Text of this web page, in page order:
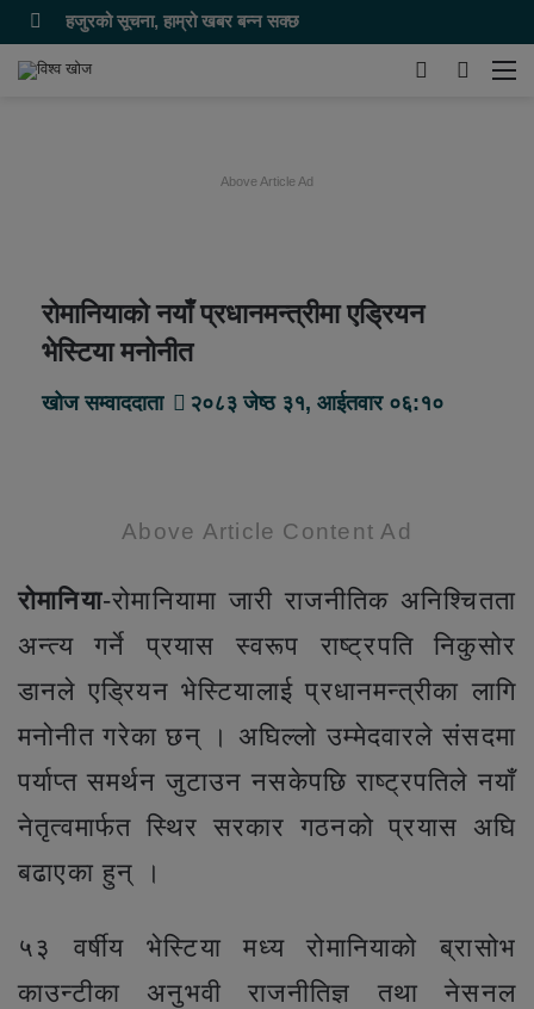
हजुरको सूचना, हाम्रो खबर बन्न सक्छ
समाचार
Switch
Above Article Ad
रोमानियाको नयाँ प्रधानमन्त्रीमा एड्रियन
भेस्टिया मनाेनीत
खोज सम्वाददाता २०८३ जेष्ठ ३१, आईतवार ०६:१०
Above Article Content Ad
राेमानिया-रोमानियामा जारी राजनीतिक अनिश्चितता
अन्त्य गर्ने प्रयास स्वरूप राष्ट्रपति निकुसोर
डानले एड्रियन भेस्टियालाई प्रधानमन्त्रीका लागि
मनोनीत गरेका छन् । अघिल्लो उम्मेदवारले संसदमा
पर्याप्त समर्थन जुटाउन नसकेपछि राष्ट्रपतिले नयाँ
नेतृत्वमार्फत स्थिर सरकार गठनको प्रयास अघि
बढाएका हुन् ।
५३ वर्षीय भेस्टिया मध्य रोमानियाको ब्रासोभ
काउन्टीका अनुभवी राजनीतिज्ञ तथा नेसनल